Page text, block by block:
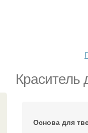
Краситель
Основа для